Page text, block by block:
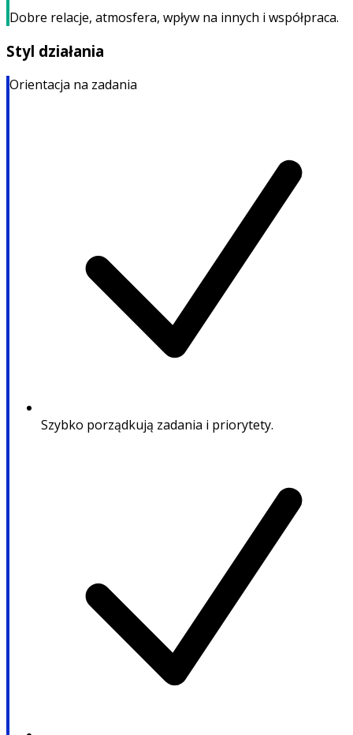
Dobre relacje, atmosfera, wpływ na innych i współpraca.
Styl działania
Orientacja na zadania
Szybko porządkują zadania i priorytety.